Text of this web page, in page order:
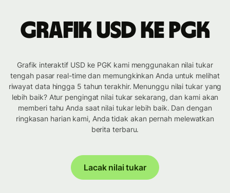
Grafik USD ke PGK
Grafik interaktif USD ke PGK kami menggunakan nilai tukar
tengah pasar real-time dan memungkinkan Anda untuk melihat
riwayat data hingga 5 tahun terakhir. Menunggu nilai tukar yang
lebih baik? Atur pengingat nilai tukar sekarang, dan kami akan
memberi tahu Anda saat nilai tukar lebih baik. Dan dengan
ringkasan harian kami, Anda tidak akan pernah melewatkan
berita terbaru.
Lacak nilai tukar